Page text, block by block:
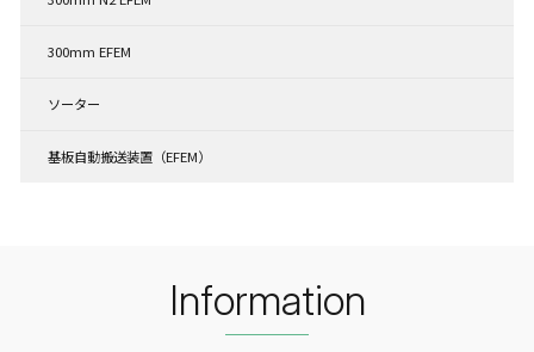
300mm EFEM
ソーター
基板自動搬送装置（EFEM）
Information